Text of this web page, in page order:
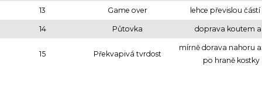
13 Game over lehce převislou
14 Půtovka doprava koutem
15 Překvapivá tvrdost
mírně dorava nahoru
po hraně kostky